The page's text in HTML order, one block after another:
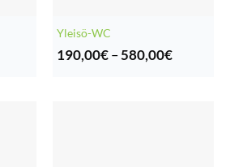
Yleisö-WC
190,00€ –580,00€